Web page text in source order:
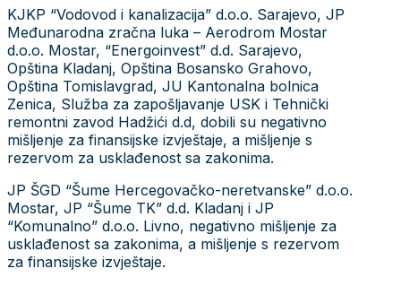
KJKP “Vodovod i kanalizacija” d.o.o. Sarajevo, JP
Međunarodna zračna luka – Aerodrom Mostar
d.o.o. Mostar, “Energoinvest” d.d. Sarajevo,
Opština Kladanj, Opština Bosansko Grahovo,
Opština Tomislavgrad, JU Kantonalna bolnica
Zenica, Služba za zapošljavanje USK i Tehnički
remontni zavod Hadžići d.d, dobili su negativno
mišljenje za finansijske izvještaje, a mišljenje s
rezervom za usklađenost sa zakonima.
JP ŠGD “Šume Hercegovačko-neretvanske” d.o.o.
Mostar, JP “Šume TK” d.d. Kladanj i JP
“Komunalno” d.o.o. Livno, negativno mišljenje za
usklađenost sa zakonima, a mišljenje s rezervom
za finansijske izvještaje.